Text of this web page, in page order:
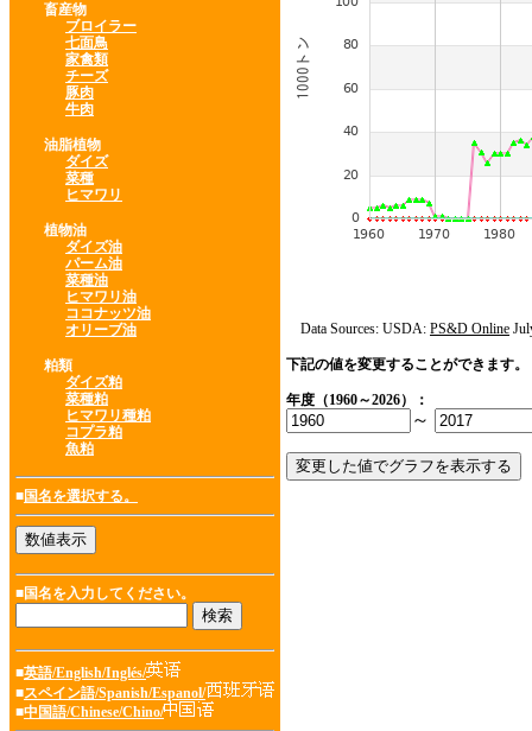
畜産物
ブロイラー
七面鳥
家禽類
チーズ
豚肉
牛肉
油脂植物
ダイズ
菜種
ヒマワリ
植物油
ダイズ油
パーム油
菜種油
ヒマワリ油
ココナッツ油
オリーブ油
粕類
ダイズ粕
菜種粕
ヒマワリ種粕
コプラ粕
魚粕
■国名を選択する。
■国名を入力してください。
■英語/English/Inglés/
■スペイン語/Spanish/Espanol/
■中国語/Chinese/Chino/
Data Sources: USDA: PS&D Online
下記の値を変更することができます。
年度（1960～2026）：
～